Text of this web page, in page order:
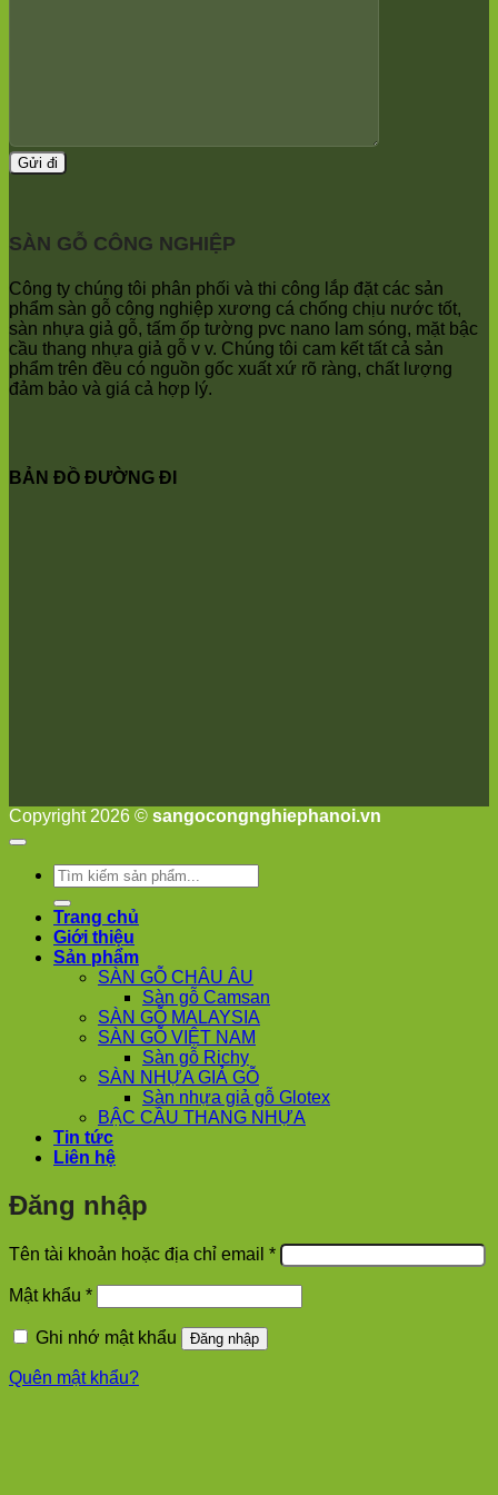
Nội
Giã
Anh
Phú
Ninh
Bình
Quảng
Oai
Vật
Nha
Trang
SÀN GỖ CÔNG NGHIỆP
Công ty chúng tôi phân phối và thi công lắp đặt các sản
phẩm sàn gỗ công nghiệp xương cá chống chịu nước tốt,
sàn nhựa giả gỗ, tấm ốp tường pvc nano lam sóng, mặt bậc
cầu thang nhựa giả gỗ v v. Chúng tôi cam kết tất cả sản
phẩm trên đều có nguồn gốc xuất xứ rõ ràng, chất lượng
đảm bảo và giá cả hợp lý.
BẢN ĐỒ ĐƯỜNG ĐI
Copyright 2026 © sangocongnghiephanoi.vn
Tìm
kiếm:
Trang chủ
Giới thiệu
Sản phẩm
SÀN GỖ CHÂU ÂU
Sàn gỗ Camsan
SÀN GỖ MALAYSIA
SÀN GỖ VIỆT NAM
Sàn gỗ Richy
SÀN NHỰA GIẢ GỖ
Sàn nhựa giả gỗ Glotex
BẬC CẦU THANG NHỰA
Tin tức
Liên hệ
Đăng nhập
Tên tài khoản hoặc địa chỉ email *Bắt
buộc
Mật khẩu *Bắt
buộc
Ghi nhớ mật khẩu
Đăng nhập
Quên mật khẩu?